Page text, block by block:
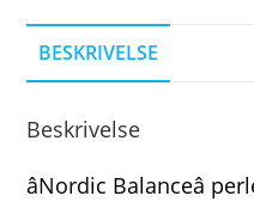
BESKRIVELSE
Beskrivelse
âNordic Balanceâ